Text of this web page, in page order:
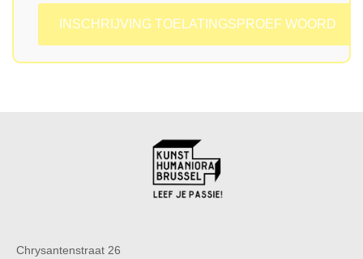
INSCHRIJVING TOELATINGSPROEF WOORD
Chrysantenstraat 26